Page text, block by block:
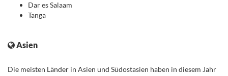
Dar es Salaam
Tanga
Asien
Die meisten Länder in Asien und Südostasien haben in diesem Jahr